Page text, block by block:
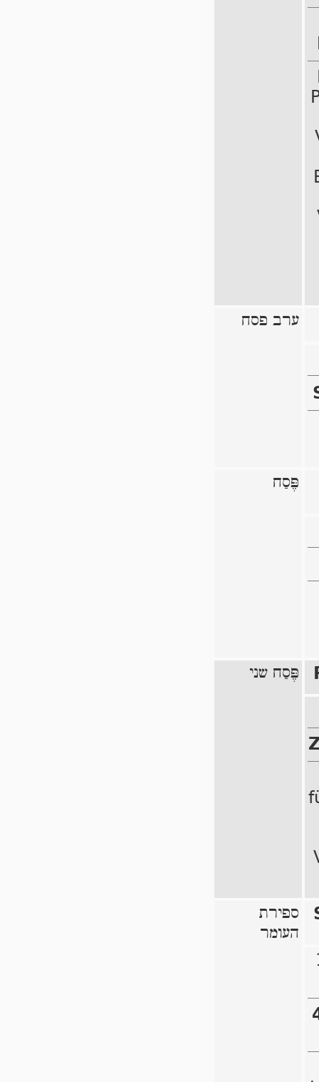
ערב פסח
פֶּסַח
פֶּסַח שני
ספירת
העומר